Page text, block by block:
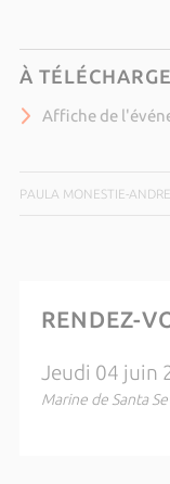
À
Affiche de
PAULA MONESTIE-
RENDEZ-
Jeudi 04 juin
Marine de Santa